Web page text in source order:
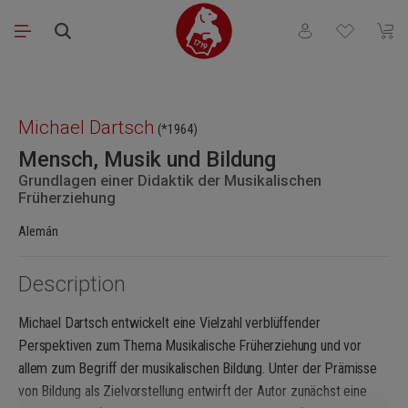
Saltar al contenido principal
Tienes 0 El
Michael Dartsch (*1964)
Mensch, Musik und Bildung
Grundlagen einer Didaktik der Musikalischen
Früherziehung
Alemán
Description
Michael Dartsch entwickelt eine Vielzahl verblüffender
Perspektiven zum Thema Musikalische Früherziehung und vor
allem zum Begriff der musikalischen Bildung. Unter der Prämisse
von Bildung als Zielvorstellung entwirft der Autor zunächst eine